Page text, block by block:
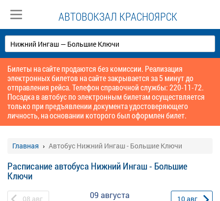
АВТОВОКЗАЛ КРАСНОЯРСК
Билеты на сайте продаются без комиссии. Реализация
электронных билетов на сайте закрывается за 5 минут до
отправления рейса. Телефон справочной службы: 220-11-72.
Посадка в автобус по электронным билетам осуществляется
только при предъявлении документа удостоверяющего
личность, на основании которого был оформлен билет.
Главная Автобус Нижний Ингаш - Большие Ключи
Расписание автобуса Нижний Ингаш - Большие
Ключи
08 авг 09 августа 10авг